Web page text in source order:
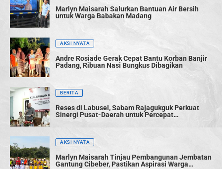
Marlyn Maisarah Salurkan Bantuan Air Bersih
untuk Warga Babakan Madang
AKSI NYATA
Andre Rosiade Gerak Cepat Bantu Korban Banjir
Padang, Ribuan Nasi Bungkus Dibagikan
BERITA
Reses di Labusel, Sabam Rajagukguk Perkuat
Sinergi Pusat-Daerah untuk Percepat
AKSI NYATA
Marlyn Maisarah Tinjau Pembangunan Jembatan
Gantung Cibeber, Pastikan Aspirasi Warga